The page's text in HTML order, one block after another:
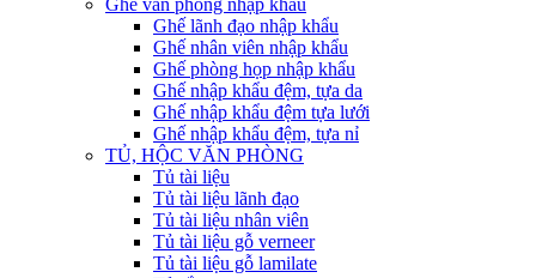
Ghế văn phòng nhập khẩu
Ghế lãnh đạo nhập khẩu
Ghế nhân viên nhập khẩu
Ghế phòng họp nhập khẩu
Ghế nhập khẩu đệm, tựa da
Ghế nhập khẩu đệm tựa lưới
Ghế nhập khẩu đệm, tựa nỉ
TỦ, HỘC VĂN PHÒNG
Tủ tài liệu
Tủ tài liệu lãnh đạo
Tủ tài liệu nhân viên
Tủ tài liệu gỗ verneer
Tủ tài liệu gỗ lamilate